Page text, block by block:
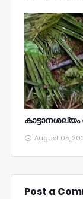
August 05,
Post a